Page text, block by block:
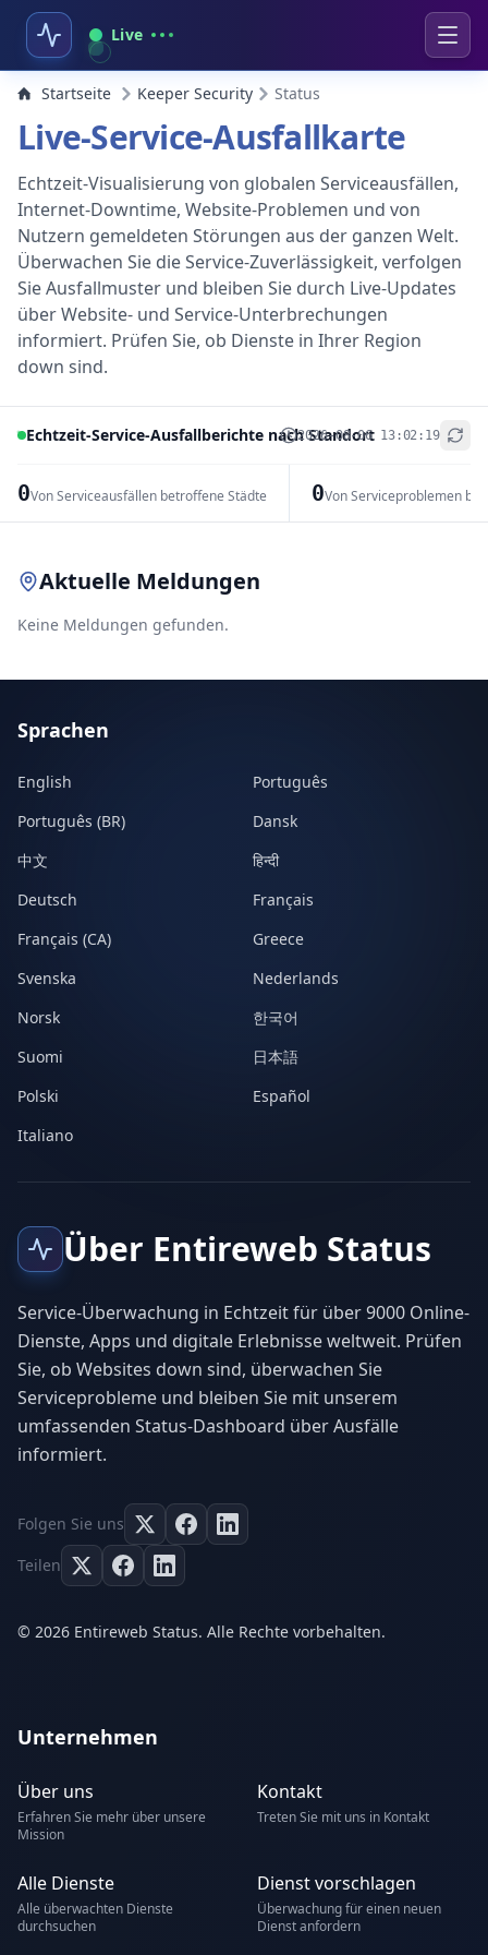
Live
Startseite Keeper Security Status
Live-Service-Ausfallkarte
Echtzeit-Visualisierung von globalen Serviceausfällen,
Internet-Downtime, Website-Problemen und von
Nutzern gemeldeten Störungen aus der ganzen Welt.
Überwachen Sie die Service-Zuverlässigkeit, verfolgen
Sie Ausfallmuster und bleiben Sie durch Live-Updates
über Website- und Service-Unterbrechungen
informiert. Prüfen Sie, ob Dienste in Ihrer Region
down sind.
Echtzeit-Service-Ausfallberichte nach Standort
2026-08-06 13:02:19
0Von Serviceausfällen betroffene Städte 0Von Serviceproblemen
+
Aktuelle Meldungen
Keine Meldungen gefunden.
Sprachen
English
Português
Português (BR)
Dansk
中文
हिन्दी
Deutsch
Français
Français (CA)
Greece
Svenska
Nederlands
Norsk
한국어
Suomi
日本語
Polski
Español
Italiano
Über Entireweb Status
Service-Überwachung in Echtzeit für über 9000 Online-
Dienste, Apps und digitale Erlebnisse weltweit. Prüfen
Sie, ob Websites down sind, überwachen Sie
Serviceprobleme und bleiben Sie mit unserem
umfassenden Status-Dashboard über Ausfälle
informiert.
Folgen Sie uns
Teilen
© 2026 Entireweb Status. Alle Rechte vorbehalten.
Unternehmen
Über uns
Erfahren Sie mehr über unsere
Mission
Kontakt
Treten Sie mit uns in Kontakt
Alle Dienste
Alle überwachten Dienste
durchsuchen
Dienst vorschlagen
Überwachung für einen neuen
Dienst anfordern